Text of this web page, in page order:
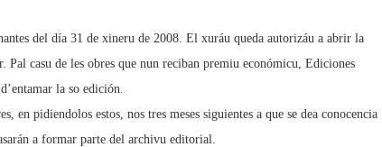
del día 31 de xineru de 2008. El xuráu queda autorizáu a abrir la
Pal casu de les obres que nun reciban premiu económicu, Ediciones
la so edición.
en pidiendolos estos, nos tres meses siguientes a que se dea conocencia
a formar parte del archivu editorial.